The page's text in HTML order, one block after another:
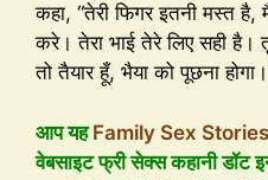
कहा, “तेरी फिगर इतनी मस्त है,
करे। तेरा भाई तेरे लिए सही है। तू
तो तैयार हूँ, भैया को पूछना
आप यहFamily Sex
वेबसाइट फ्री सेक्स कहानी डॉट